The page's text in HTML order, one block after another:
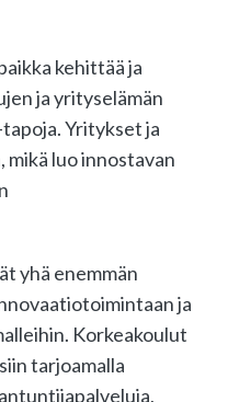
kehittää ja
ja yrityselämän
Yritykset ja
luo innostavan
yhä enemmän
ja
Korkeakoulut
tarjoamalla